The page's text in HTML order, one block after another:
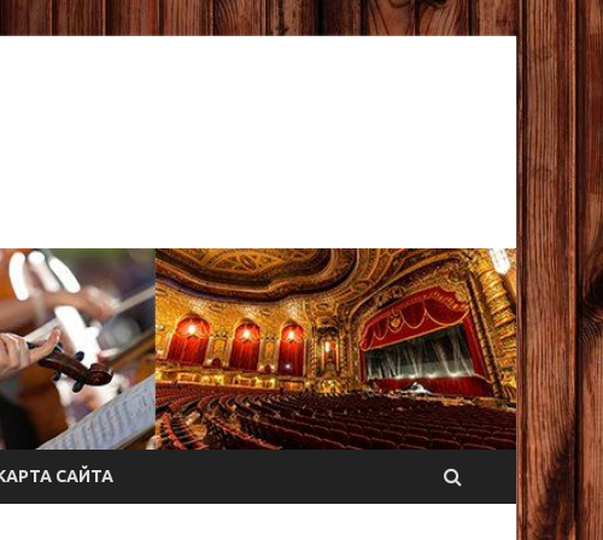
САЙТА